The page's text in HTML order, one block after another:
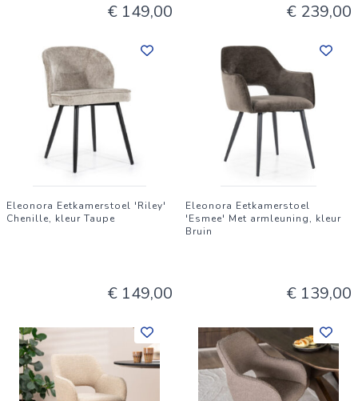
€ 149,00 € 239,00
Eleonora Eetkamerstoel 'Riley'
Chenille, kleur Taupe
€ 149,00
Eleonora Eetkamerstoel
'Esmee' Met armleuning, kleur
Bruin
€ 139,00